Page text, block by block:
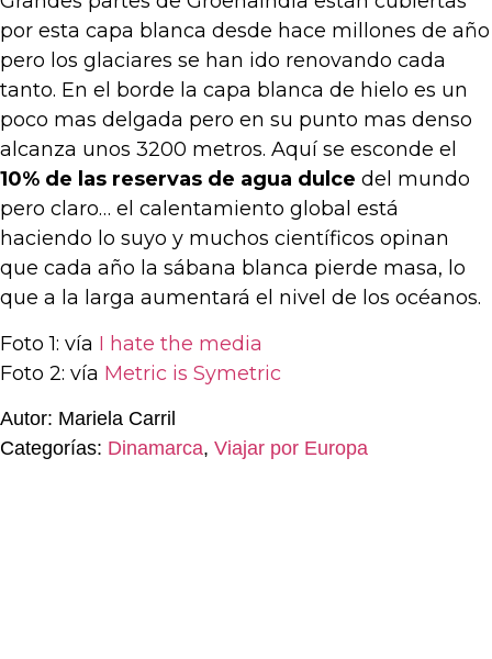
por esta capa blanca desde hace millones de año
pero los glaciares se han ido renovando cada
tanto. En el borde la capa blanca de hielo es un
poco mas delgada pero en su punto mas denso
alcanza unos 3200 metros. Aquí se esconde el
10% de las reservas de agua dulce del mundo
pero claro… el calentamiento global está
haciendo lo suyo y muchos científicos opinan
que cada año la sábana blanca pierde masa, lo
que a la larga aumentará el nivel de los océanos.
Foto 1: vía I hate the media
Foto 2: vía Metric is Symetric
Autor: Mariela Carril
Categorías: Dinamarca, Viajar por Europa